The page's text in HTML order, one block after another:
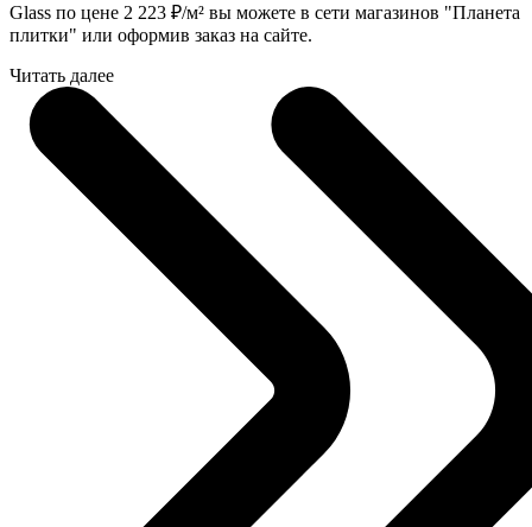
Glass по цене 2 223 ₽/м² вы можете в сети магазинов "Планета
плитки" или оформив заказ на сайте.
Читать далее